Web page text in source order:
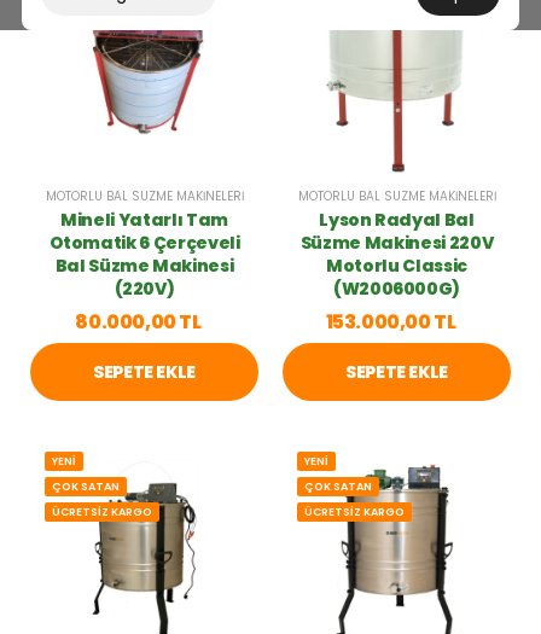
MOTORLU BAL SÜZME MAKINELERI
Mineli Yatarlı Tam
Otomatik 6 Çerçeveli
Bal Süzme Makinesi
(220V)
80.000,00 TL
SEPETE EKLE
MOTORLU BAL SÜZME MAKINELERI
Lyson Radyal Bal
Süzme Makinesi 220V
Motorlu Classic
(W2006000G)
153.000,00 TL
SEPETE EKLE
YENİ
ÇOK SATAN
ÜCRETSİZ KARGO
YENİ
ÇOK SATAN
ÜCRETSİZ KARGO